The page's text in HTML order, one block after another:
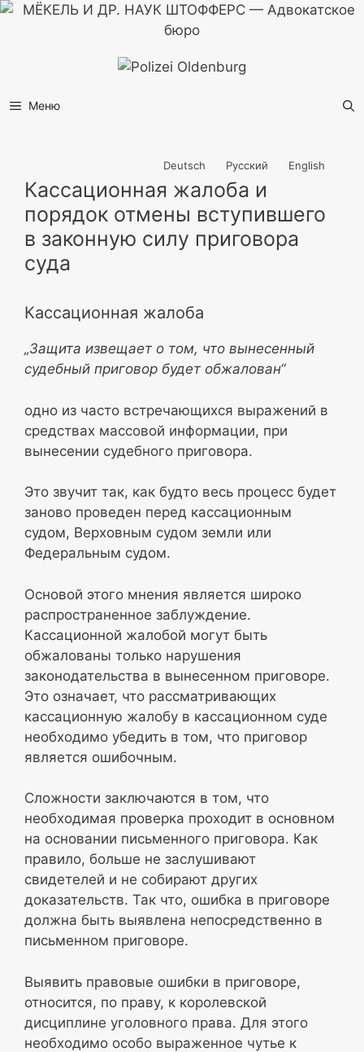
Перейти
Меню
Deutsch Русский English
Кассационная жалоба и
порядок отмены вступившего
в законную силу приговора
суда
Кассационная жалоба
„Защита извещает о том, что вынесенный
судебный приговор будет обжалован“
одно из часто встречающихся выражений в
средствах массовой информации, при
вынесении судебного приговора.
Это звучит так, как будто весь процесс будет
заново проведен перед кассационным
судом, Верховным судом земли или
Федеральным судом.
Основой этого мнения является широко
распространенное заблуждение.
Кассационной жалобой могут быть
обжалованы только нарушения
законодательства в вынесенном приговоре.
Это означает, что рассматривающих
кассационную жалобу в кассационном суде
необходимо убедить в том, что приговор
является ошибочным.
Сложности заключаются в том, что
необходимая проверка проходит в основном
на основании письменного приговора. Как
правило, больше не заслушивают
свидетелей и не собирают других
доказательств. Так что, ошибка в приговоре
должна быть выявлена непосредственно в
письменном приговоре.
Выявить правовые ошибки в приговоре,
относится, по праву, к королевской
дисциплине уголовного права. Для этого
необходимо особо выраженное чутье к